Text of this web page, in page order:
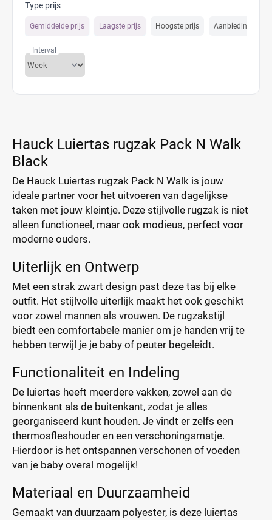
Type prijs
Gemiddelde prijs Laagste prijs Hoogste prijs Aanbiedings prijs
Interval
Hauck Luiertas rugzak Pack N Walk
Black
De Hauck Luiertas rugzak Pack N Walk is jouw
ideale partner voor het uitvoeren van dagelijkse
taken met jouw kleintje. Deze stijlvolle rugzak is niet
alleen functioneel, maar ook modieus, perfect voor
moderne ouders.
Uiterlijk en Ontwerp
Met een strak zwart design past deze tas bij elke
outfit. Het stijlvolle uiterlijk maakt het ook geschikt
voor zowel mannen als vrouwen. De rugzakstijl
biedt een comfortabele manier om je handen vrij te
hebben terwijl je je baby of peuter begeleidt.
Functionaliteit en Indeling
De luiertas heeft meerdere vakken, zowel aan de
binnenkant als de buitenkant, zodat je alles
georganiseerd kunt houden. Je vindt er zelfs een
thermosfleshouder en een verschoningsmatje.
Hierdoor is het ontspannen verschonen of voeden
van je baby overal mogelijk!
Materiaal en Duurzaamheid
Gemaakt van duurzaam polyester, is deze luiertas